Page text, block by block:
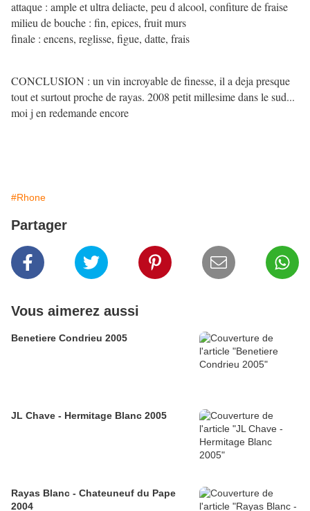
attaque : ample et ultra deliacte, peu d alcool, confiture de fraise
milieu de bouche : fin, epices, fruit murs
finale : encens, reglisse, figue, datte, frais
CONCLUSION : un vin incroyable de finesse, il a deja presque
tout et surtout proche de rayas. 2008 petit millesime dans le sud...
moi j en redemande encore
#Rhone
Partager
Vous aimerez aussi
Benetiere Condrieu 2005
JL Chave - Hermitage Blanc 2005
Rayas Blanc - Chateuneuf du Pape
2004